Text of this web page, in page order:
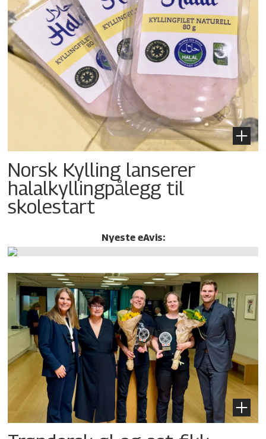
Norsk Kylling lanserer
halalkylling­pålegg til
skolestart
Nyeste eAvis: